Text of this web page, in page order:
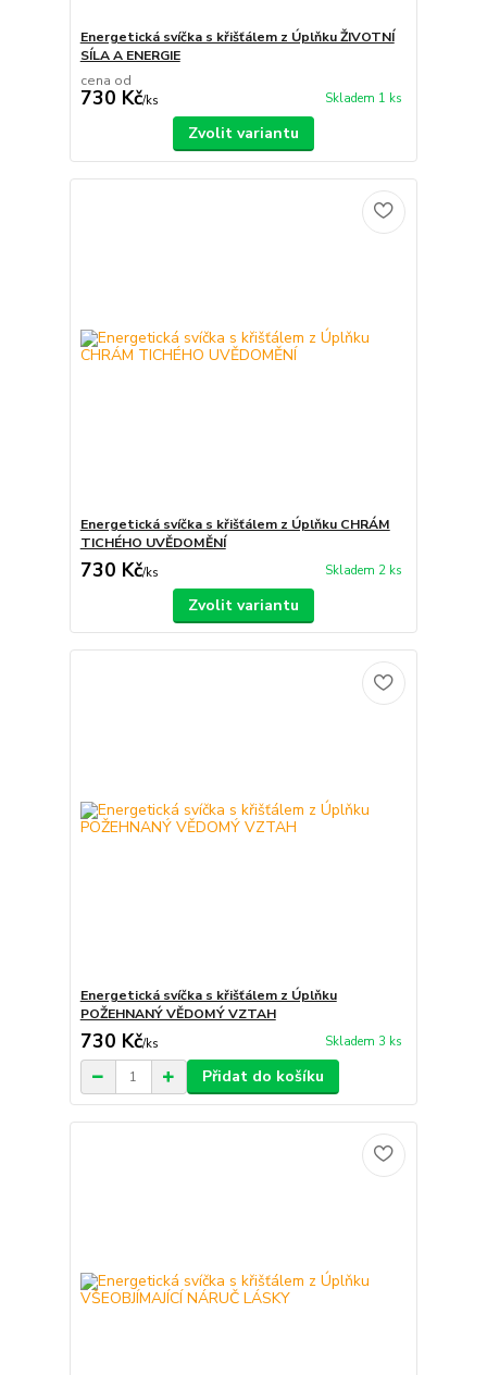
Energetická svíčka s křišťálem z Úplňku ŽIVOTNÍ
SÍLA A ENERGIE
cena od
730 Kč/ks Skladem 1 ks
Zvolit variantu
Energetická svíčka s křišťálem z Úplňku CHRÁM
TICHÉHO UVĚDOMĚNÍ
730 Kč/ks Skladem 2 ks
Zvolit variantu
Energetická svíčka s křišťálem z Úplňku
POŽEHNANÝ VĚDOMÝ VZTAH
730 Kč/ks Skladem 3 ks
Přidat do košíku